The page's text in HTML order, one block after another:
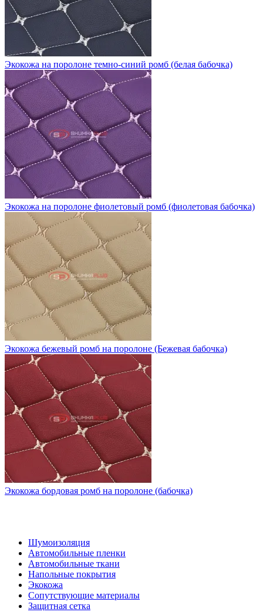
Экокожа на поролоне темно-синий ромб (белая бабочка)
Экокожа на поролоне фиолетовый ромб (фиолетовая бабочка)
Экокожа бежевый ромб на поролоне (Бежевая бабочка)
Экокожа бордовая ромб на поролоне (бабочка)
Шумоизоляция
Автомобильные пленки
Автомобильные ткани
Напольные покрытия
Экокожа
Сопутствующие материалы
Защитная сетка